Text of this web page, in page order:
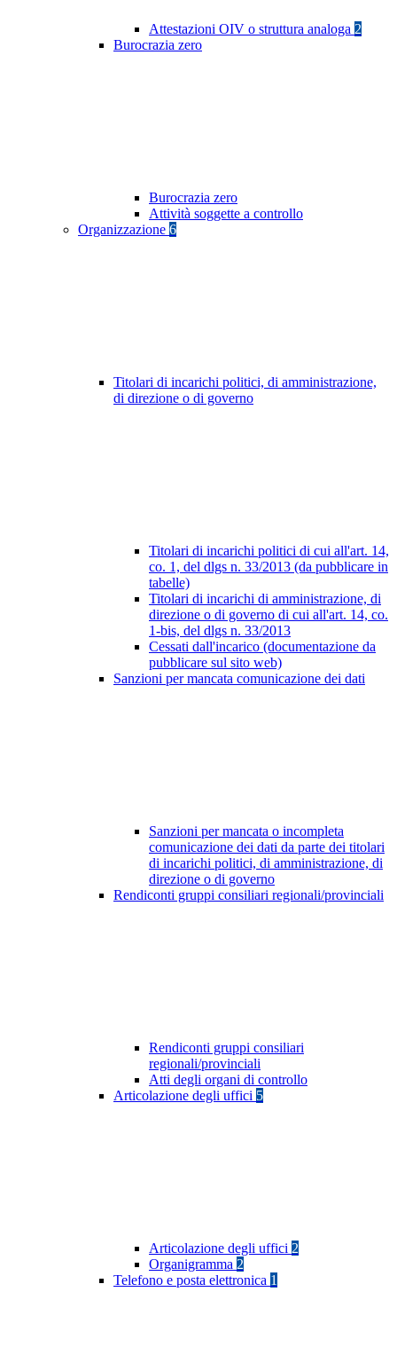
Attestazioni OIV o struttura analoga 2
Burocrazia zero
Burocrazia zero
Attività soggette a controllo
Organizzazione 6
Titolari di incarichi politici, di amministrazione,
di direzione o di governo
Titolari di incarichi politici di cui all'art. 14,
co. 1, del dlgs n. 33/2013 (da pubblicare in
tabelle)
Titolari di incarichi di amministrazione, di
direzione o di governo di cui all'art. 14, co.
1-bis, del dlgs n. 33/2013
Cessati dall'incarico (documentazione da
pubblicare sul sito web)
Sanzioni per mancata comunicazione dei dati
Sanzioni per mancata o incompleta
comunicazione dei dati da parte dei titolari
di incarichi politici, di amministrazione, di
direzione o di governo
Rendiconti gruppi consiliari regionali/provinciali
Rendiconti gruppi consiliari
regionali/provinciali
Atti degli organi di controllo
Articolazione degli uffici 5
Articolazione degli uffici 2
Organigramma 2
Telefono e posta elettronica 1